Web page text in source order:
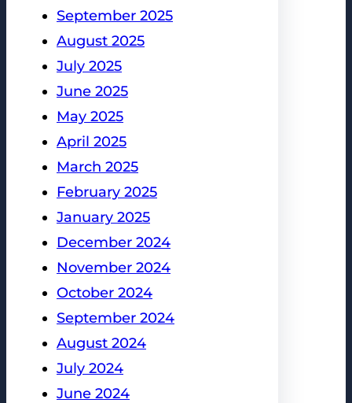
September 2025
August 2025
July 2025
June 2025
May 2025
April 2025
March 2025
February 2025
January 2025
December 2024
November 2024
October 2024
September 2024
August 2024
July 2024
June 2024